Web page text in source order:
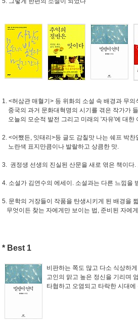
1. <허삼관 매혈기> 등 위화의 소설 속 배경과 무
중국의 과거 문화대혁명의 시기를 겪은 작가가
오늘의 모순적 발전 그리고 미래의 '자유'에 대한
2. <어쨌든, 잇태리>등 글도 감칠맛 나는 쉐프 박
노란색 표지만큼이나 발랄하고 상큼한 맛.
3. 권정생 선생의 진실된 산문을 새로 엮은 책이다
4. 소설가 김연수의 에세이. 소설과는 다른 느낌을
5. 문학의 거장들이 작품을 탄생시키게 된 배경을
무엇이든 찾는 자에게만 보이는 법, 준비된 자에
* Best 1
비판하는 쪽도 많고 다소 식상하
고인의 맑고 높은 정신을 기리며
타협하고 오염되고 타락한 시대